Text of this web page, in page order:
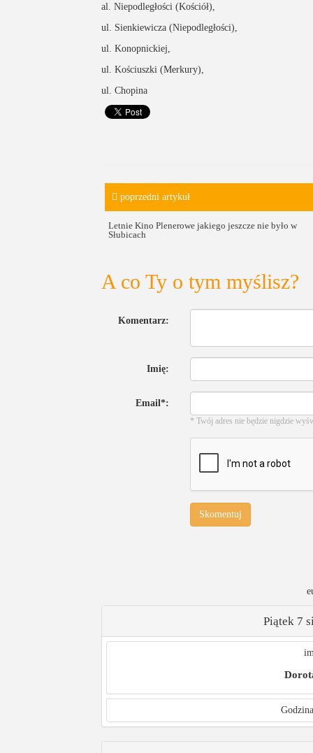
al. Niepodległości (Kościół),
ul. Sienkiewicza (Niepodległości),
ul. Konopnickiej,
ul. Kościuszki (Merkury),
ul. Chopina
poprzedni artykuł
Letnie Kino Plenerowe jakiego jeszcze nie było w
Słubicach
A co Ty o tym myślisz?
Komentarz:
Imię:
Email*:
* Twój adres nie będzie nigdzie
Skomentuj
Piątek 7